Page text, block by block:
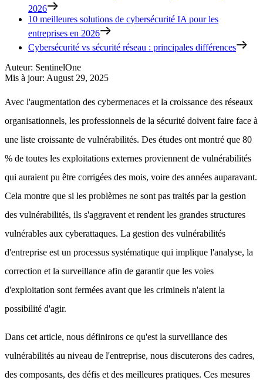
2026
10 meilleures solutions de cybersécurité IA pour les
entreprises en 2026
Cybersécurité vs sécurité réseau : principales différences
Auteur: SentinelOne
Mis à jour: August 29, 2025
Avec l'augmentation des cybermenaces et la croissance des réseaux
organisationnels, les professionnels de la sécurité doivent faire face à
une liste croissante de vulnérabilités. Des études ont montré que 80
% de toutes les exploitations externes proviennent de vulnérabilités
qui auraient pu être corrigées des mois, voire des années auparavant.
Cela montre que si les problèmes ne sont pas traités par la gestion
des vulnérabilités, ils s'aggravent et rendent les grandes structures
vulnérables aux cyberattaques. La gestion des vulnérabilités
d'entreprise est un processus systématique qui implique l'analyse, la
correction et la surveillance afin de garantir que les voies
d'exploitation sont fermées avant que les criminels n'aient la
possibilité d'agir.
Dans cet article, nous définirons ce qu'est la surveillance des
vulnérabilités au niveau de l'entreprise, nous discuterons des cadres,
des composants, des défis et des meilleures pratiques. Ces mesures